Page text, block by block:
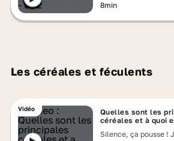
8min
Les céréales et féculents
Vidéo
Quelles sont les
céréales et à quoi
Silence, ça pousse !